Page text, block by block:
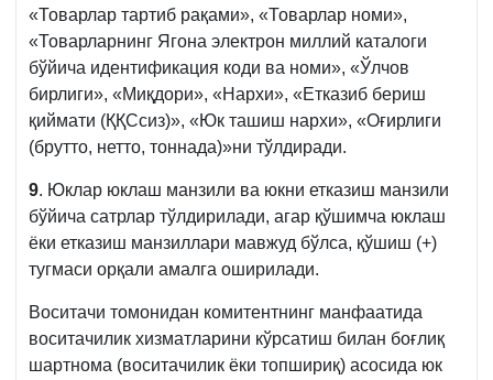
«Товарлар тартиб рақами», «Товарлар номи»,
«Товарларнинг Ягона электрон миллий каталоги
бўйича идентификация коди ва номи», «Ўлчов
бирлиги», «Миқдори», «Нархи», «Етказиб бериш
қиймати (ҚҚСсиз)», «Юк ташиш нархи», «Оғирлиги
(брутто, нетто, тоннада)»ни тўлдиради.
9. Юклар юклаш манзили ва юкни етказиш манзили
бўйича сатрлар тўлдирилади, агар қўшимча юклаш
ёки етказиш манзиллари мавжуд бўлса, қўшиш (+)
тугмаси орқали амалга оширилади.
Воситачи томонидан комитентнинг манфаатида
воситачилик хизматларини кўрсатиш билан боғлиқ
шартнома (воситачилик ёки топшириқ) асосида юк